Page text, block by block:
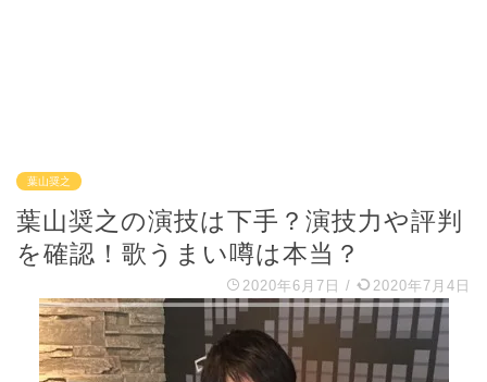
葉山奨之
葉山奨之の演技は下手？演技力や評判
を確認！歌うまい噂は本当？
2020年6月7日 / 2020年7月4日